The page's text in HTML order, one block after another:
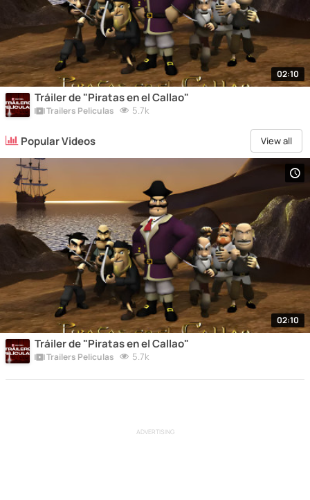
02:10
Tráiler de "Piratas en el Callao"
Trailers Peliculas 5.7k
Popular Videos View all
02:10
Tráiler de "Piratas en el Callao"
Trailers Peliculas 5.7k
ADVERTISING